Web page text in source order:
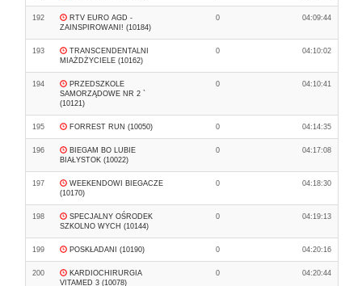
192
RTV EURO AGD -
ZAINSPIROWANI! (10184)
0 04:09:44
193
TRANSCENDENTALNI
MIAŻDŻYCIELE (10162)
0 04:10:02
194
PRZEDSZKOLE
SAMORZĄDOWE NR 2 `
(10121)
0 04:10:41
195 FORREST RUN (10050) 0 04:14:35
196
BIEGAM BO LUBIE
BIAŁYSTOK (10022)
0 04:17:08
197
WEEKENDOWI BIEGACZE
(10170)
0 04:18:30
198
SPECJALNY OŚRODEK
SZKOLNO WYCH (10144)
0 04:19:13
199 POSKŁADANI (10190) 0 04:20:16
200
KARDIOCHIRURGIA
VITAMED 3 (10078)
0 04:20:44